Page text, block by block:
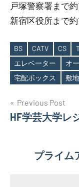
戸塚警察署まで
新宿区役所まで約
Tags
BS CATV CS
エレベーター
オ
宅配ボックス
敷
投
稿
Previous Post
HF学芸大学レ
プライム